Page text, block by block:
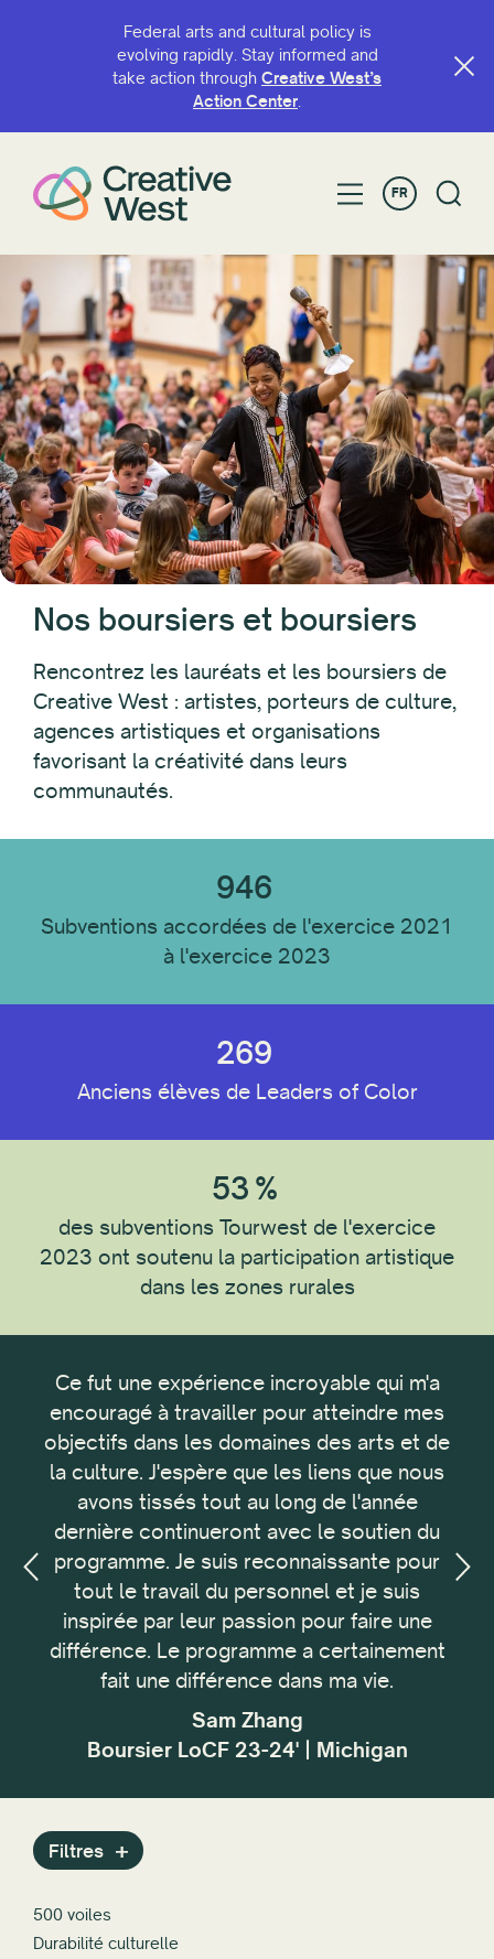
Federal arts and cultural policy is
evolving rapidly. Stay informed and
take action through Creative West’s
Action Center.
FR
Nos boursiers et boursiers
Rencontrez les lauréats et les boursiers de
Creative West : artistes, porteurs de culture,
agences artistiques et organisations
favorisant la créativité dans leurs
communautés.
946
Subventions accordées de l'exercice 2021
à l'exercice 2023
269
Anciens élèves de Leaders of Color
53 %
des subventions Tourwest de l'exercice
2023 ont soutenu la participation artistique
dans les zones rurales
Ce fut une expérience incroyable qui m'a
encouragé à travailler pour atteindre mes
objectifs dans les domaines des arts et de
la culture. J'espère que les liens que nous
avons tissés tout au long de l'année
dernière continueront avec le soutien du
programme. Je suis reconnaissante pour
tout le travail du personnel et je suis
inspirée par leur passion pour faire une
différence. Le programme a certainement
fait une différence dans ma vie.
Sam Zhang
Boursier LoCF 23-24' | Michigan
Filtres
RECHERCHE PAR NOM OU PAR MOT-CLÉ
FILTRER PAR
Accorder
Access
ArtsICI
Fonds pour les artistes BIPOC
Capacity Continuation
Creative West Artist Fund
Durabilité culturelle
Fête PAC
Arts populaires
Fonds de développement professionnel des leaders
de couleur
Native Arts and Heritage Fund
Pacific Jurisdictions Artist Fund
Découverte des Arts du Spectacle
Fonds de défense des droits de l'État
Fonds de défense des intérêts de l'État : prix spécial
Tournée Ouest
Type de destinataire
Emplacement du destinataire
Discipline du destinataire
Type d'établissement
Réinitialiser tout
500 voiles
Durabilité culturelle